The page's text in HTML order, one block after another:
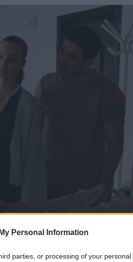
Personal Information
parties, or processing of your personal